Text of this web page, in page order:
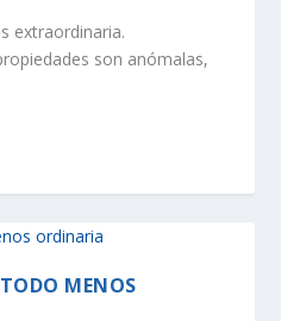
extraordinaria.
son anómalas,
MENOS